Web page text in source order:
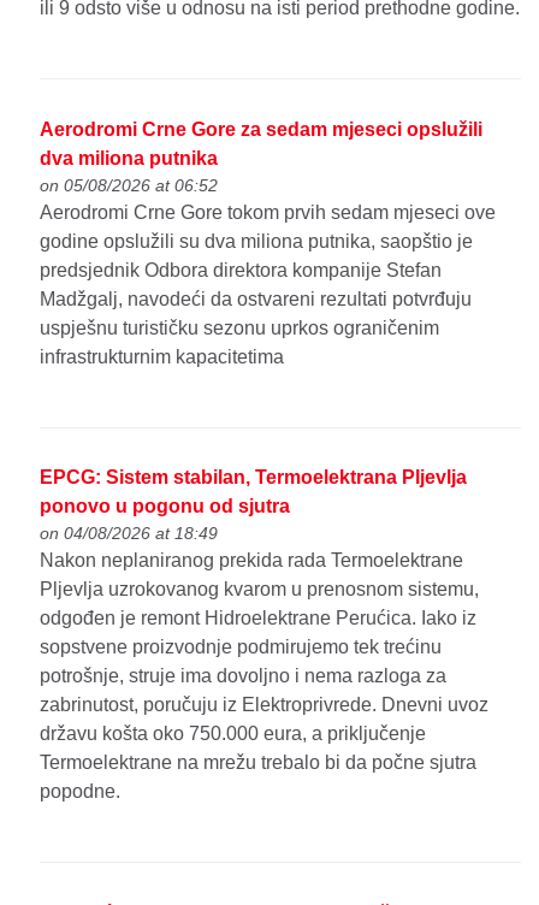
ili 9 odsto više u odnosu na isti period prethodne godine.
Aerodromi Crne Gore za sedam mjeseci opslužili
dva miliona putnika
on 05/08/2026 at 06:52
Aerodromi Crne Gore tokom prvih sedam mjeseci ove
godine opslužili su dva miliona putnika, saopštio je
predsjednik Odbora direktora kompanije Stefan
Madžgalj, navodeći da ostvareni rezultati potvrđuju
uspješnu turističku sezonu uprkos ograničenim
infrastrukturnim kapacitetima
EPCG: Sistem stabilan, Termoelektrana Pljevlja
ponovo u pogonu od sjutra
on 04/08/2026 at 18:49
Nakon neplaniranog prekida rada Termoelektrane
Pljevlja uzrokovanog kvarom u prenosnom sistemu,
odgođen je remont Hidroelektrane Perućica. Iako iz
sopstvene proizvodnje podmirujemo tek trećinu
potrošnje, struje ima dovoljno i nema razloga za
zabrinutost, poručuju iz Elektroprivrede. Dnevni uvoz
državu košta oko 750.000 eura, a priključenje
Termoelektrane na mrežu trebalo bi da počne sjutra
popodne.